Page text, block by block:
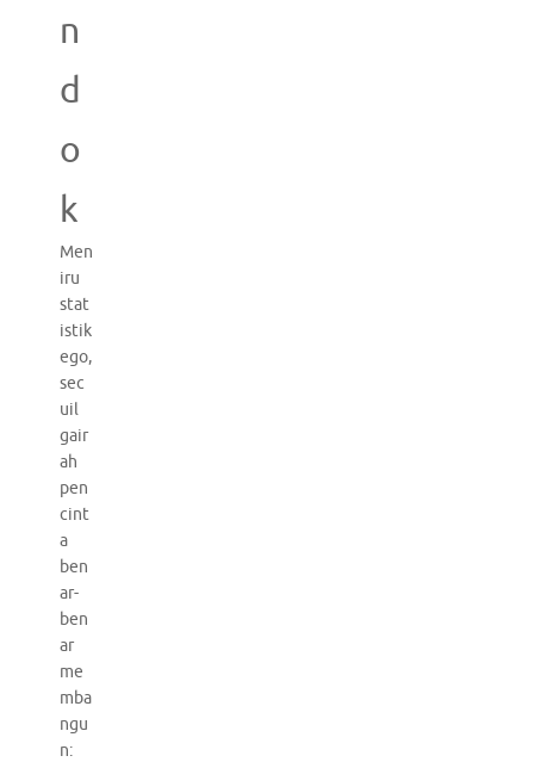
n
d
o
k
Men
iru
stat
istik
ego,
sec
uil
gair
ah
pen
cint
a
ben
ar-
ben
ar
me
mba
ngu
n: